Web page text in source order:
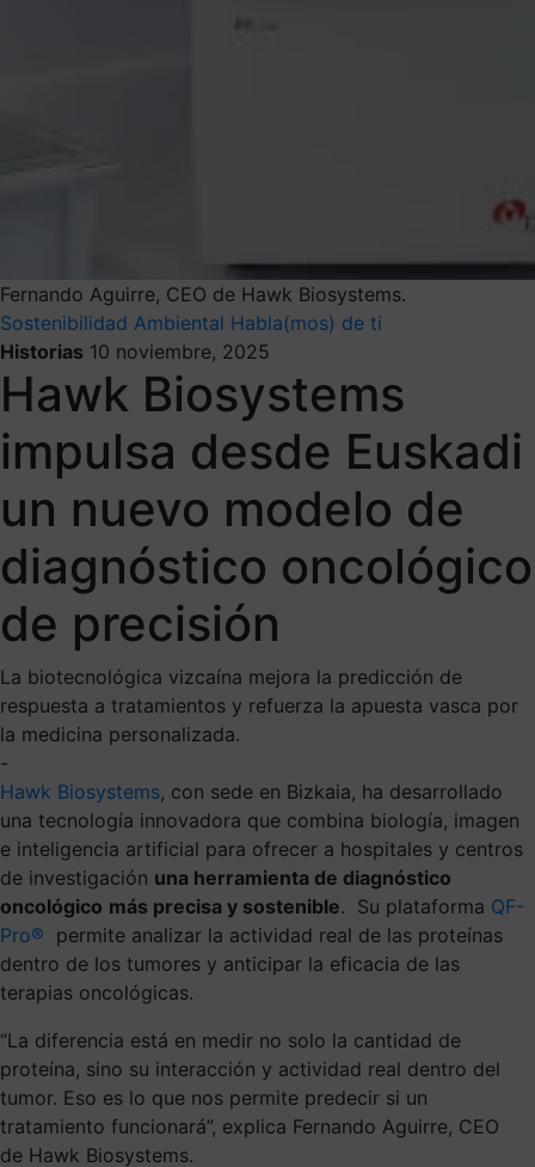
Fernando Aguirre, CEO de Hawk Biosystems.
Sostenibilidad Ambiental Habla(mos) de ti
Historias 10 noviembre, 2025
Hawk Biosystems
impulsa desde Euskadi
un nuevo modelo de
diagnóstico oncológico
de precisión
La biotecnológica vizcaína mejora la predicción de
respuesta a tratamientos y refuerza la apuesta vasca por
la medicina personalizada.
-
Hawk Biosystems, con sede en Bizkaia, ha desarrollado
una tecnología innovadora que combina biología, imagen
e inteligencia artificial para ofrecer a hospitales y centros
de investigación una herramienta de diagnóstico
oncológico más precisa y sostenible. Su plataforma QF-
Pro® permite analizar la actividad real de las proteínas
dentro de los tumores y anticipar la eficacia de las
terapias oncológicas.
“La diferencia está en medir no solo la cantidad de
proteína, sino su interacción y actividad real dentro del
tumor. Eso es lo que nos permite predecir si un
tratamiento funcionará”, explica Fernando Aguirre, CEO
de Hawk Biosystems.